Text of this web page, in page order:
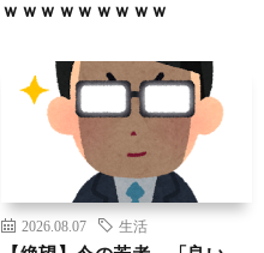
ｗｗｗｗｗｗｗｗｗ
2026.08.07 生活